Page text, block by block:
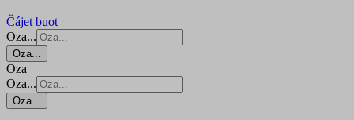
Čájet buot
Oza...
Oza...
Oza
Oza...
Oza...